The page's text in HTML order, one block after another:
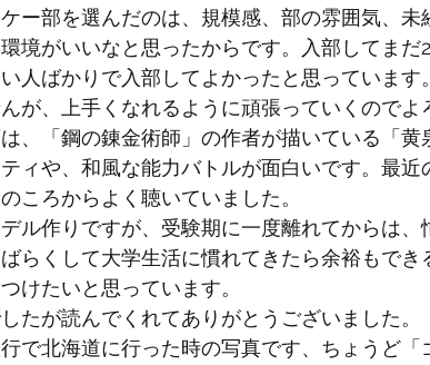
ー部を選んだのは、規模感、部の雰囲気、未
境がいいなと思ったからです。入部してまだ
人ばかりで入部してよかったと思っていま
が、上手くなれるように頑張っていくのでよ
、「鋼の錬金術師」の作者が描いている「黄
ィや、和風な能力バトルが面白いです。最
ころからよく聴いていました。
ル作りですが、受験期に一度離れてからは、
らくして大学生活に慣れてきたら余裕もで
けたいと思っています。
たが読んでくれてありがとうございました。
で北海道に行った時の写真です、ちょうど「